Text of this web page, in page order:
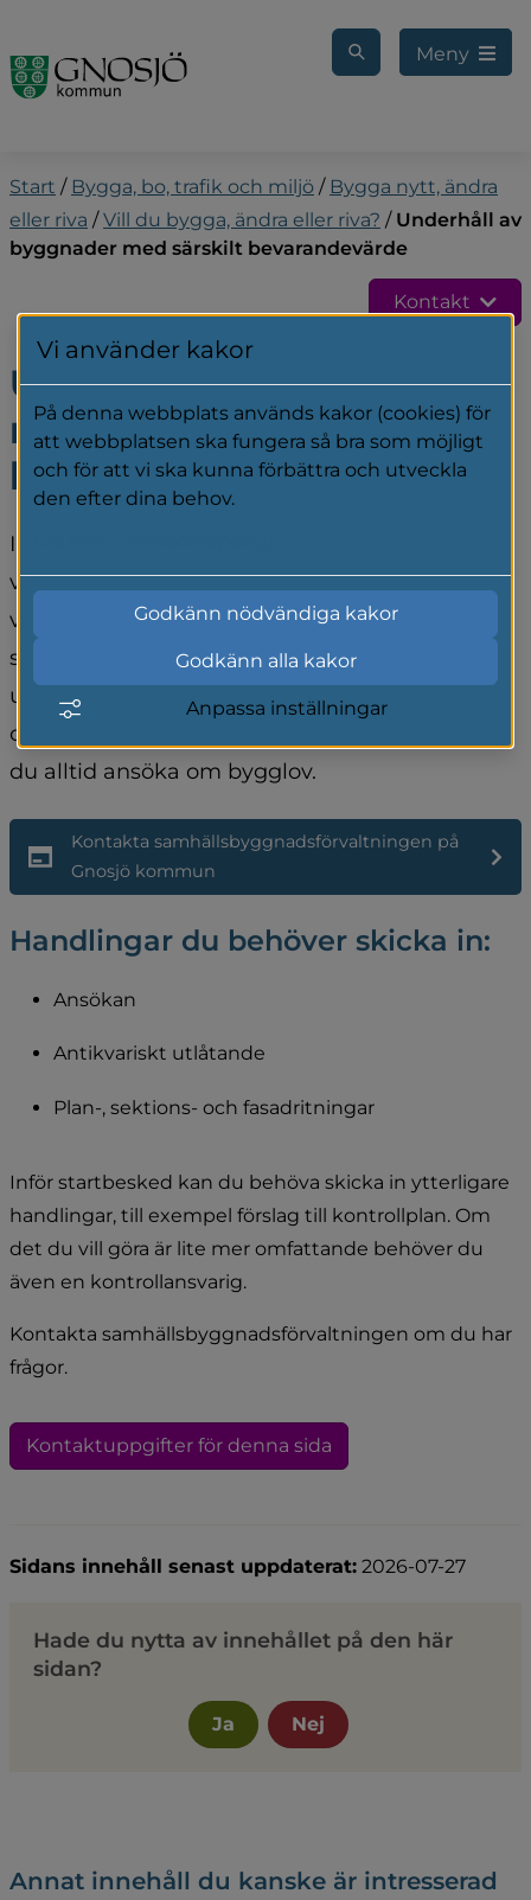
Meny
Start / Bygga, bo, trafik och miljö / Bygga nytt, ändra
eller riva / Vill du bygga, ändra eller riva? / Underhåll av
byggnader med särskilt bevarandevärde
Kontakt
Underhåll av byggnader
med särskilt
bevarandevärde
I detaljplaner eller i områdesbestämmelser kan
vissa byggnader som är kulturhistoriskt
värdefulla ibland omfattas av
skyddsbestämmelser. Innan du genomför
underhållsåtgärder på en byggnad som
omfattas av skyddsbestämmelser så behöver
du alltid ansöka om bygglov.
Kontakta samhällsbyggnadsförvaltningen på
Gnosjö kommun
Handlingar du behöver skicka in:
Ansökan
Antikvariskt utlåtande
Plan-, sektions- och fasadritningar
Inför startbesked kan du behöva skicka in ytterligare
handlingar, till exempel förslag till kontrollplan. Om
det du vill göra är lite mer omfattande behöver du
även en kontrollansvarig.
Kontakta samhällsbyggnadsförvaltningen om du har
frågor.
Kontaktuppgifter för denna sida
Sidans innehåll senast uppdaterat: 2026-07-27
Hade du nytta av innehållet på den här
sidan?
Ja Nej
Annat innehåll du kanske är intresserad
Vi använder kakor
På denna webbplats används kakor (cookies) för
att webbplatsen ska fungera så bra som möjligt
och för att vi ska kunna förbättra och utveckla
den efter dina behov.
Godkänn nödvändiga kakor
Godkänn alla kakor
Anpassa inställningar